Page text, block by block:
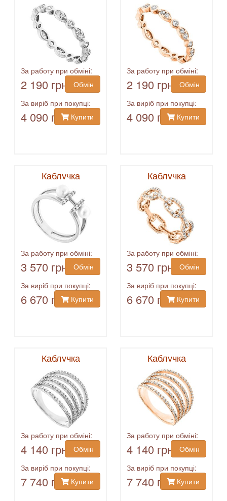
За работу при обміні:
2 190 грн
Обмін
За виріб при покупці:
4 090 грн Купити
За работу при обміні:
2 190 грн
Обмін
За виріб при покупці:
4 090 грн Купити
Каблучка
За работу при обміні:
3 570 грн
Обмін
За виріб при покупці:
6 670 грн Купити
Каблучка
За работу при обміні:
3 570 грн
Обмін
За виріб при покупці:
6 670 грн Купити
Каблучка
За работу при обміні:
4 140 грн
Обмін
За виріб при покупці:
7 740 грн Купити
Каблучка
За работу при обміні:
4 140 грн
Обмін
За виріб при покупці:
7 740 грн Купити